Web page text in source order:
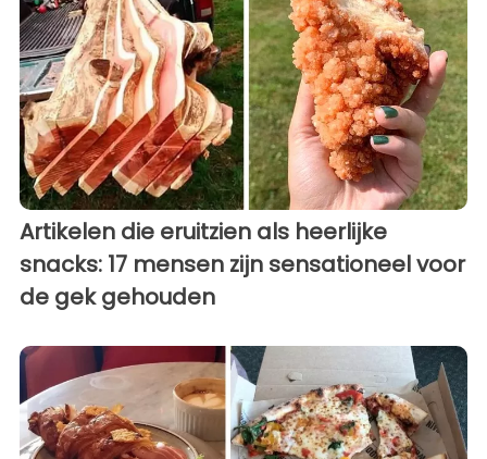
Artikelen die eruitzien als heerlijke
snacks: 17 mensen zijn sensationeel voor
de gek gehouden